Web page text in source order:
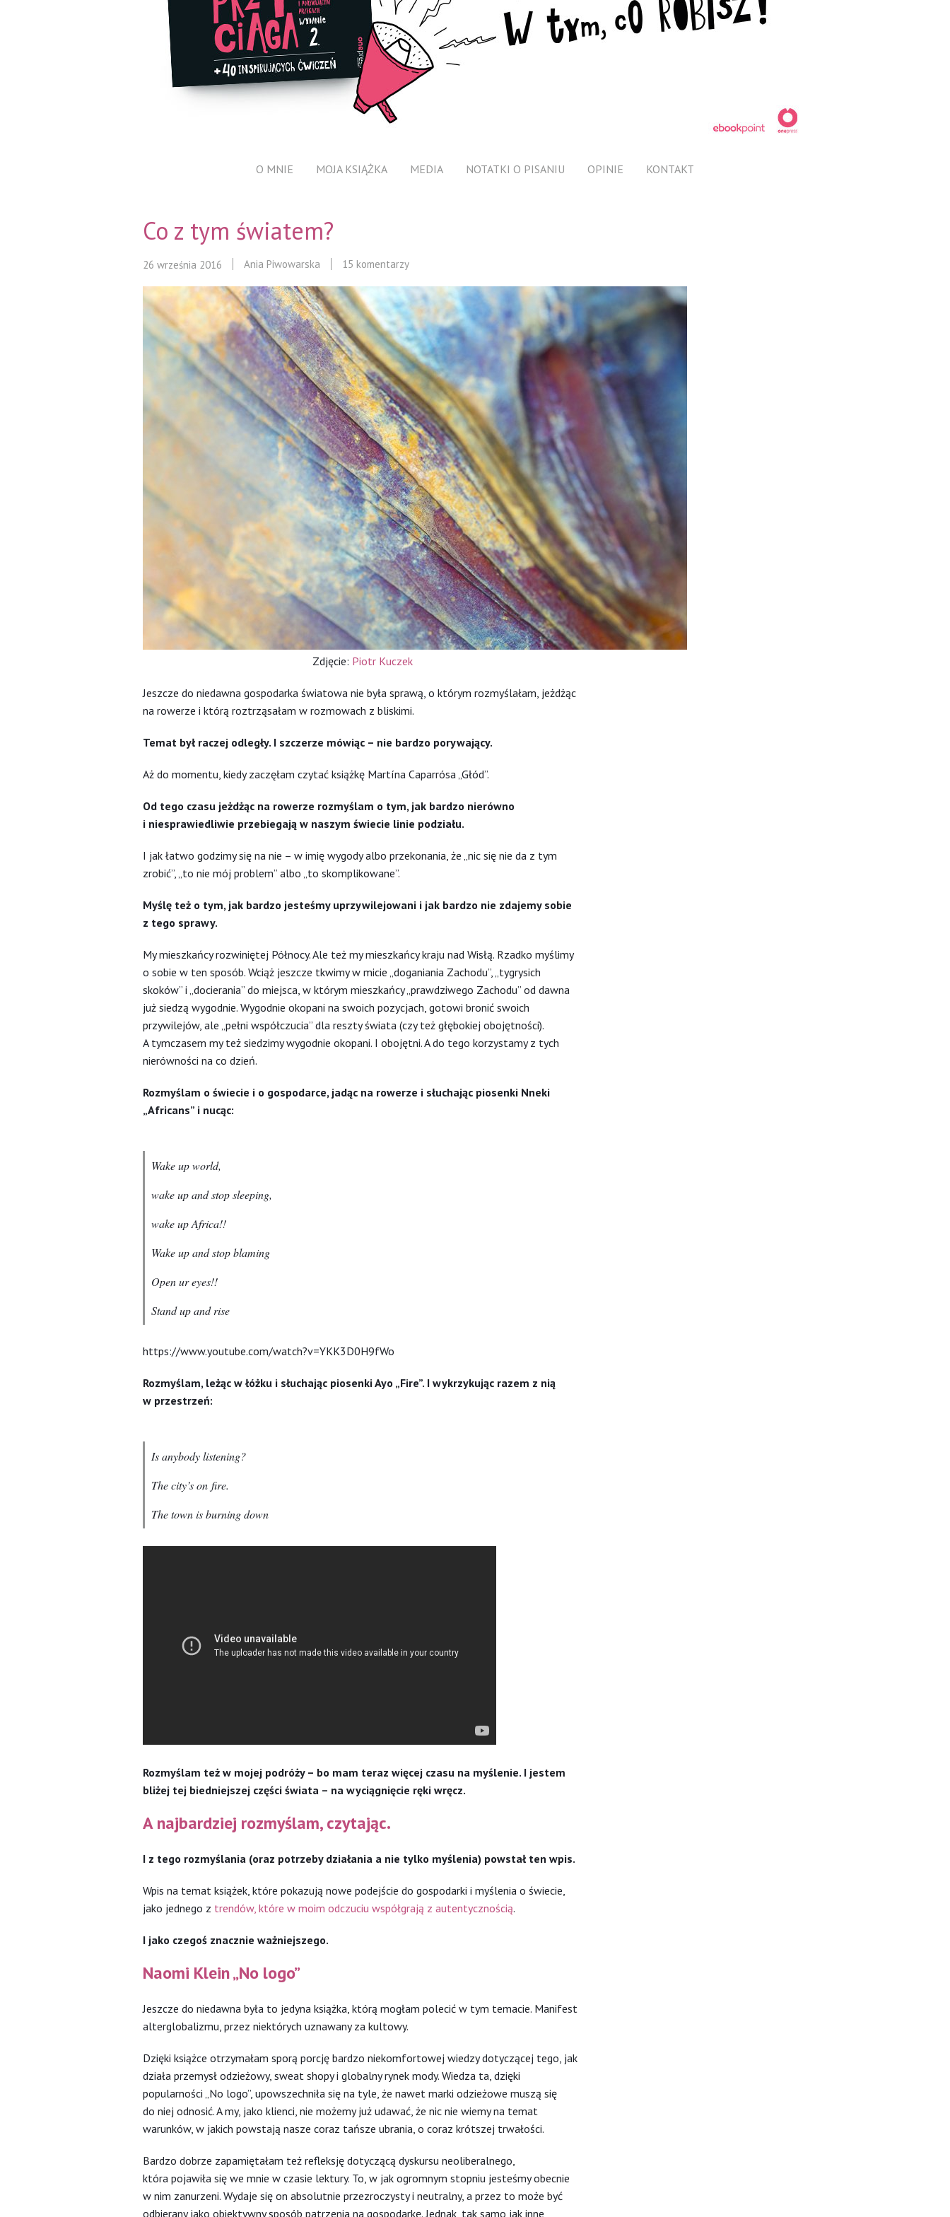
O MNIE MOJA KSIĄŻKA MEDIA NOTATKI O PISANIU OPINIE KONTAKT
Co z tym światem?
26 września 2016 Ania Piwowarska 15 komentarzy
Zdjęcie: Piotr Kuczek
Jeszcze do niedawna gospodarka światowa nie była sprawą, o którym rozmyślałam, jeżdżąc
na rowerze i którą roztrząsałam w rozmowach z bliskimi.
Temat był raczej odległy. I szczerze mówiąc – nie bardzo porywający.
Aż do momentu, kiedy zaczęłam czytać książkę Martína Caparrósa „Głód”.
Od tego czasu jeżdżąc na rowerze rozmyślam o tym, jak bardzo nierówno
i niesprawiedliwie przebiegają w naszym świecie linie podziału.
I jak łatwo godzimy się na nie – w imię wygody albo przekonania, że „nic się nie da z tym
zrobić”, „to nie mój problem” albo „to skomplikowane”.
Myślę też o tym, jak bardzo jesteśmy uprzywilejowani i jak bardzo nie zdajemy sobie
z tego sprawy.
My mieszkańcy rozwiniętej Północy. Ale też my mieszkańcy kraju nad Wisłą. Rzadko myślimy
o sobie w ten sposób. Wciąż jeszcze tkwimy w micie „doganiania Zachodu”, „tygrysich
skoków” i „docierania” do miejsca, w którym mieszkańcy „prawdziwego Zachodu” od dawna
już siedzą wygodnie. Wygodnie okopani na swoich pozycjach, gotowi bronić swoich
przywilejów, ale „pełni współczucia” dla reszty świata (czy też głębokiej obojętności).
A tymczasem my też siedzimy wygodnie okopani. I obojętni. A do tego korzystamy z tych
nierówności na co dzień.
Rozmyślam o świecie i o gospodarce, jadąc na rowerze i słuchając piosenki Nneki
„Africans” i nucąc:
Wake up world,
wake up and stop sleeping,
wake up Africa!!
Wake up and stop blaming
Open ur eyes!!
Stand up and rise
https://www.youtube.com/watch?v=YKK3D0H9fWo
Rozmyślam, leżąc w łóżku i słuchając piosenki Ayo „Fire”. I wykrzykując razem z nią
w przestrzeń:
Is anybody listening?
The city’s on fire.
The town is burning down
Rozmyślam też w mojej podróży – bo mam teraz więcej czasu na myślenie. I jestem
bliżej tej biedniejszej części świata – na wyciągnięcie ręki wręcz.
A najbardziej rozmyślam, czytając.
I z tego rozmyślania (oraz potrzeby działania a nie tylko myślenia) powstał ten wpis.
Wpis na temat książek, które pokazują nowe podejście do gospodarki i myślenia o świecie,
jako jednego z trendów, które w moim odczuciu współgrają z autentycznością.
I jako czegoś znacznie ważniejszego.
Naomi Klein „No logo”
Jeszcze do niedawna była to jedyna książka, którą mogłam polecić w tym temacie. Manifest
alterglobalizmu, przez niektórych uznawany za kultowy.
Dzięki książce otrzymałam sporą porcję bardzo niekomfortowej wiedzy dotyczącej tego, jak
działa przemysł odzieżowy, sweat shopy i globalny rynek mody. Wiedza ta, dzięki
popularności „No logo”, upowszechniła się na tyle, że nawet marki odzieżowe muszą się
do niej odnosić. A my, jako klienci, nie możemy już udawać, że nic nie wiemy na temat
warunków, w jakich powstają nasze coraz tańsze ubrania, o coraz krótszej trwałości.
Bardzo dobrze zapamiętałam też refleksję dotyczącą dyskursu neoliberalnego,
która pojawiła się we mnie w czasie lektury. To, w jak ogromnym stopniu jesteśmy obecnie
w nim zanurzeni. Wydaje się on absolutnie przezroczysty i neutralny, a przez to może być
odbierany jako obiektywny sposób patrzenia na gospodarkę. Jednak, tak samo jak inne